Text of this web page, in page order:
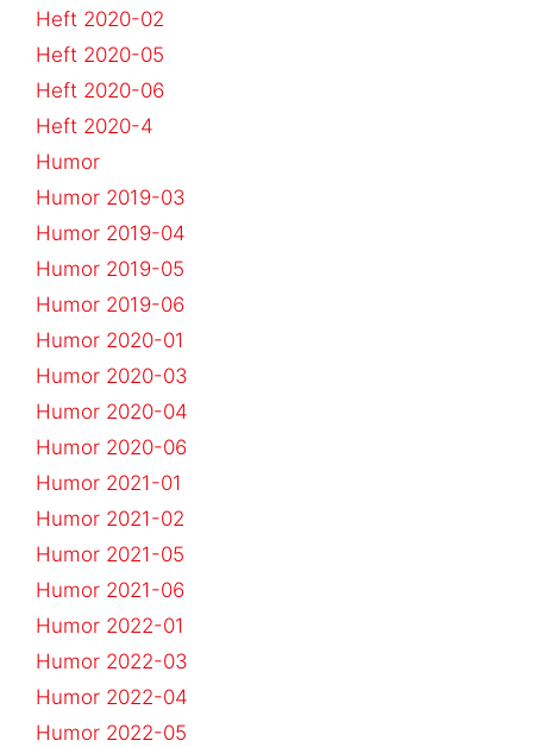
Heft 2020-02
Heft 2020-05
Heft 2020-06
Heft 2020-4
Humor
Humor 2019-03
Humor 2019-04
Humor 2019-05
Humor 2019-06
Humor 2020-01
Humor 2020-03
Humor 2020-04
Humor 2020-06
Humor 2021-01
Humor 2021-02
Humor 2021-05
Humor 2021-06
Humor 2022-01
Humor 2022-03
Humor 2022-04
Humor 2022-05